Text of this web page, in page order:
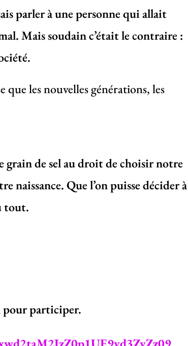
parler à une personne qui allait
Mais soudain c’était le contraire :
que les nouvelles générations, les
grain de sel au droit de choisir notre
naissance. Que l’on puisse décider à
tout.
pour participer.